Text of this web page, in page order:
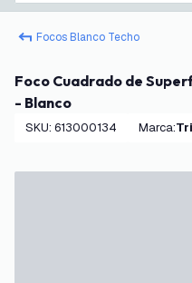
Focos Blanco Techo
Foco Cuadrado de Superficie GU10 - Accesorio GU10
- Blanco
SKU: 613000134 Marca: